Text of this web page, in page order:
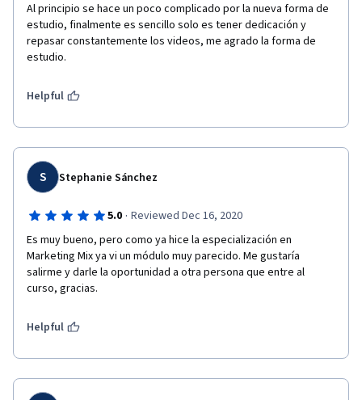
Al principio se hace un poco complicado por la nueva forma de
estudio, finalmente es sencillo solo es tener dedicación y
repasar constantemente los videos, me agrado la forma de
estudio.
Helpful
S Stephanie Sánchez
5.0 · Reviewed Dec 16, 2020
Es muy bueno, pero como ya hice la especialización en
Marketing Mix ya vi un módulo muy parecido. Me gustaría
salirme y darle la oportunidad a otra persona que entre al
curso, gracias.
Helpful